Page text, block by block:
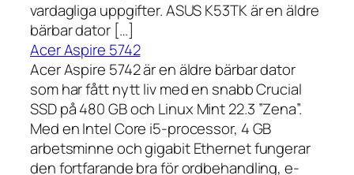
vardagliga uppgifter. ASUS K53TK är en äldre
bärbar dator […]
Acer Aspire 5742
Acer Aspire 5742 är en äldre bärbar dator
som har fått nytt liv med en snabb Crucial
SSD på 480 GB och Linux Mint 22.3 ”Zena”.
Med en Intel Core i5-processor, 4 GB
arbetsminne och gigabit Ethernet fungerar
den fortfarande bra för ordbehandling, e-